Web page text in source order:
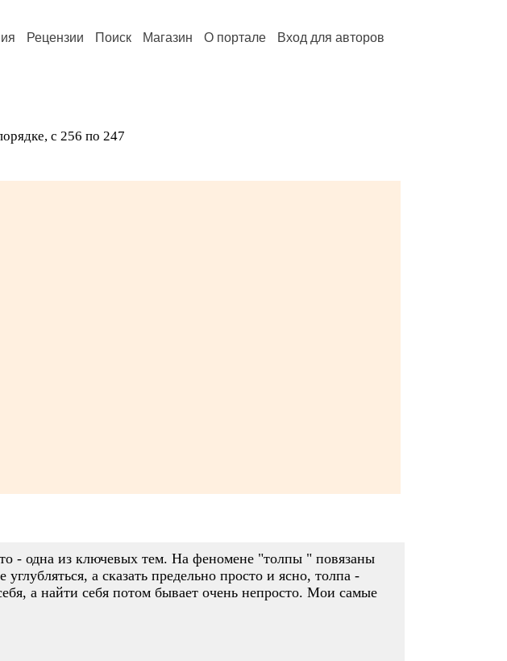
Рецензии Поиск Магазин О портале Вход для авторов
с 256 по 247
- одна из ключевых тем. На феномене "толпы " повязаны
а сказать предельно просто и ясно, толпа -
а найти себя потом бывает очень непросто. Мои самые